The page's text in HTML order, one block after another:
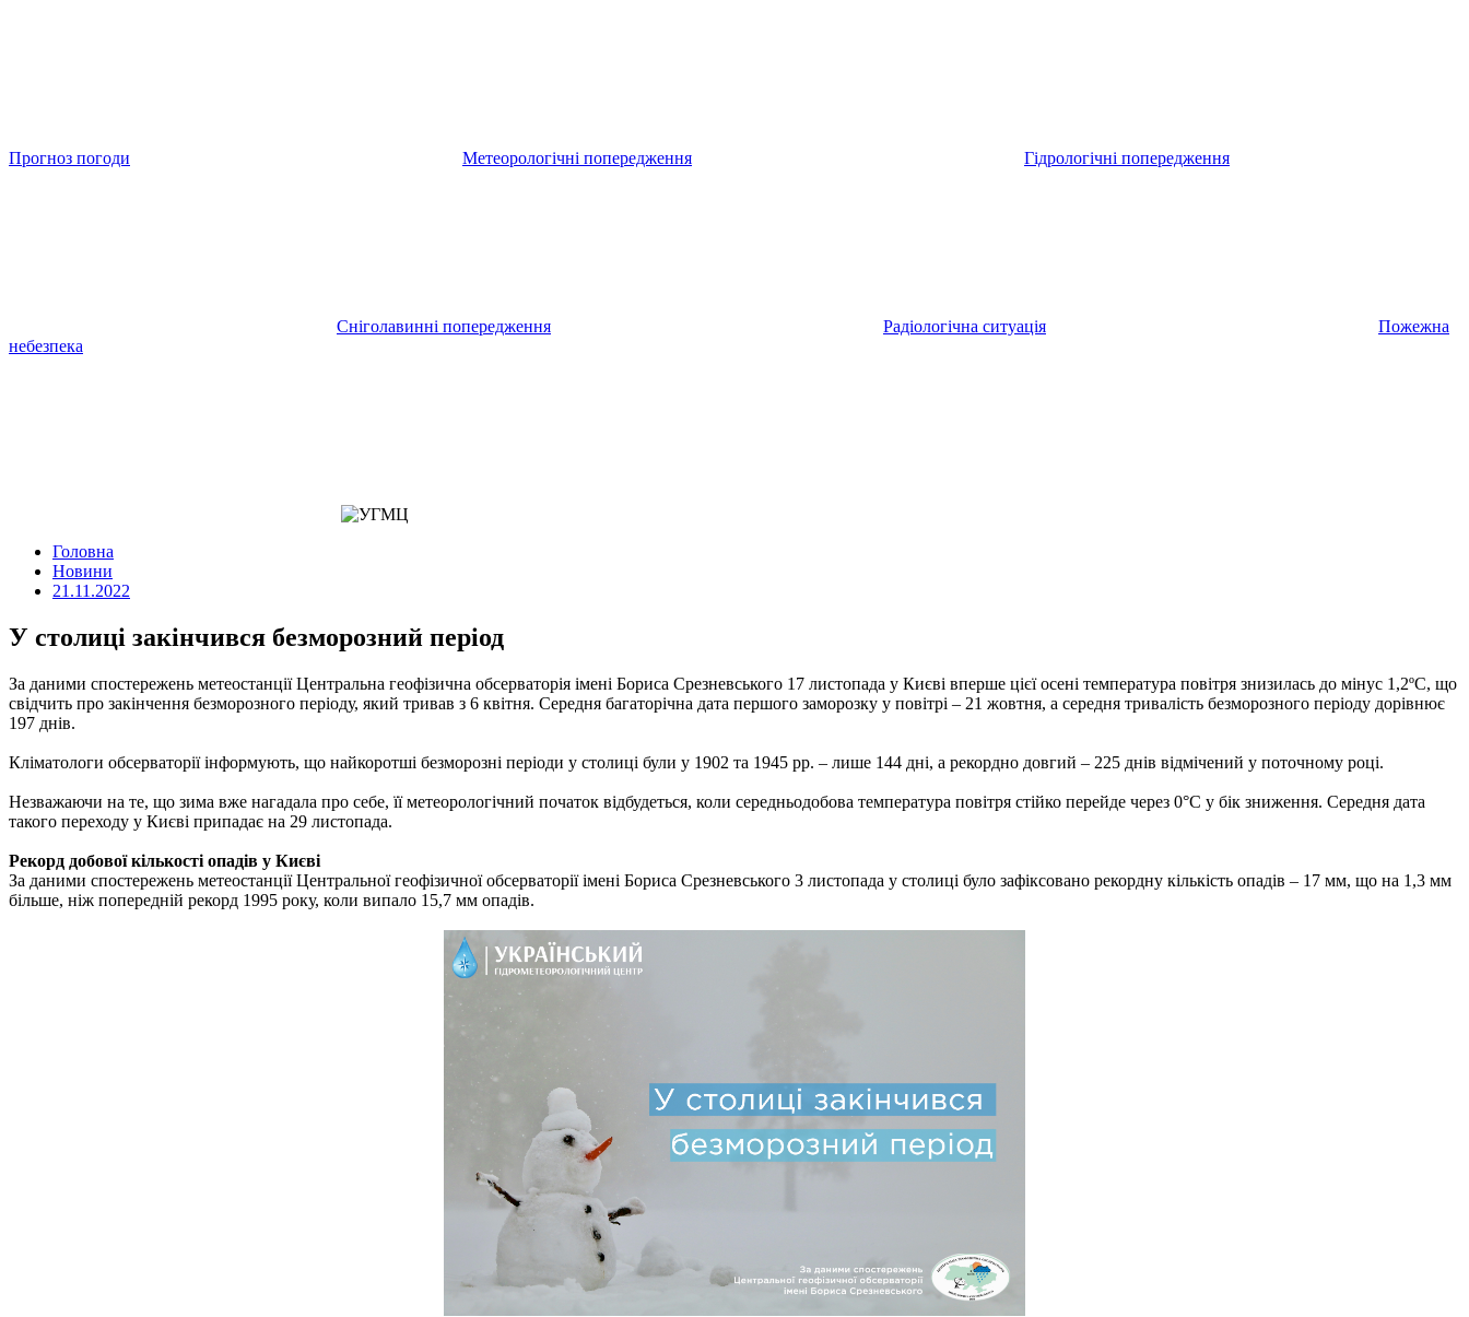
Прогноз погоди Метеорологічні попередження Гідрологічні попередження
Сніголавинні попередження Радіологічна ситуація
Пожежна
небезпека
Головна
Новини
21.11.2022
У столиці закінчився безморозний період
За даними спостережень метеостанції Центральна геофізична обсерваторія імені Бориса Срезневського 17 листопада у Києві вперше цієї осені температура повітря знизилась до мінус 1,2ºС, що
свідчить про закінчення безморозного періоду, який тривав з 6 квітня. Середня багаторічна дата першого заморозку у повітрі – 21 жовтня, а середня тривалість безморозного періоду дорівнює
197 днів.
Кліматологи обсерваторії інформують, що найкоротші безморозні періоди у столиці були у 1902 та 1945 рр. – лише 144 дні, а рекордно довгий – 225 днів відмічений у поточному році.
Незважаючи на те, що зима вже нагадала про себе, її метеорологічний початок відбудеться, коли середньодобова температура повітря стійко перейде через 0°С у бік зниження. Середня дата
такого переходу у Києві припадає на 29 листопада.
Рекорд добової кількості опадів у Києві
За даними спостережень метеостанції Центральної геофізичної обсерваторії імені Бориса Срезневського 3 листопада у столиці було зафіксовано рекордну кількість опадів – 17 мм, що на 1,3 мм
більше, ніж попередній рекорд 1995 року, коли випало 15,7 мм опадів.